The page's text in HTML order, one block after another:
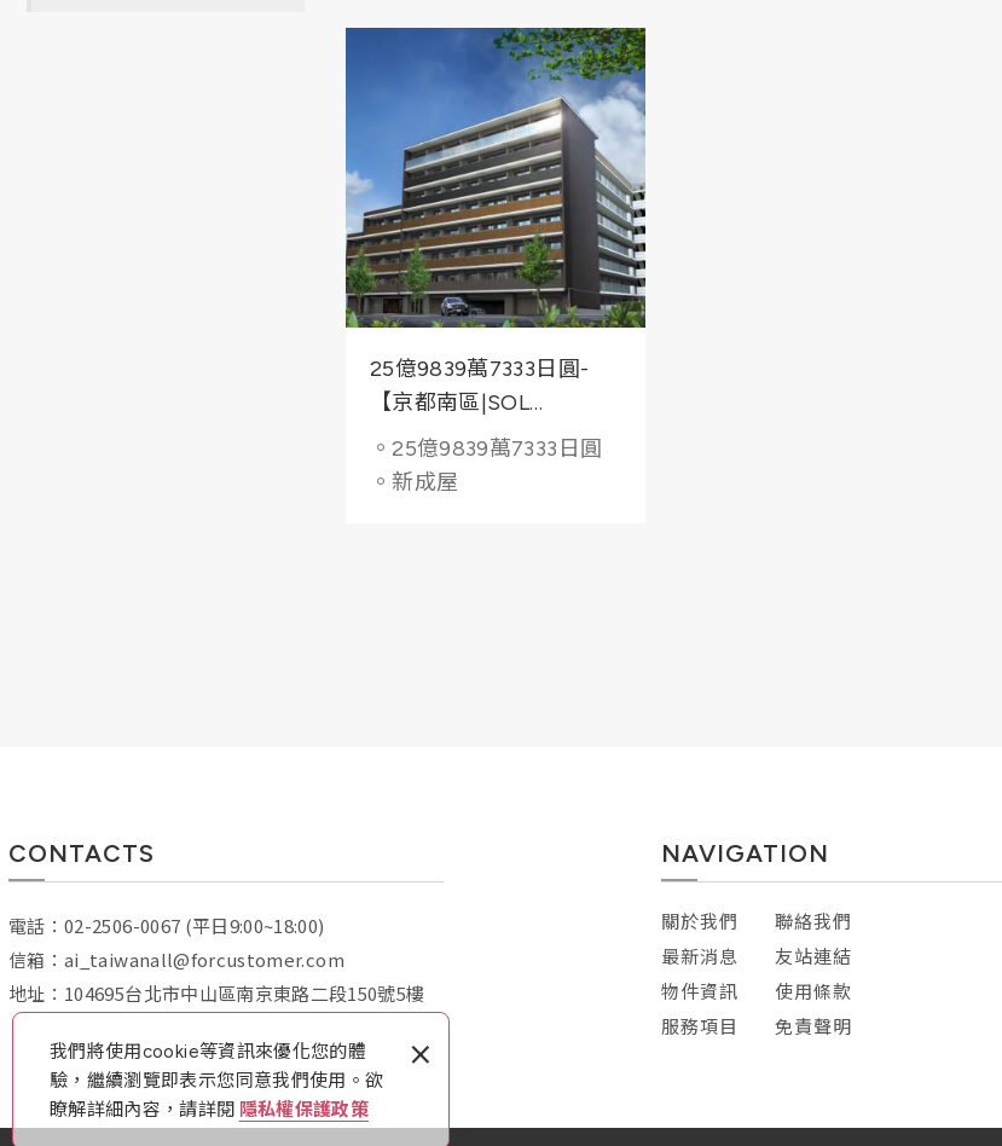
我們將使用cookie等資訊來優化您的體
驗，繼續瀏覽即表示您同意我們使用。欲
瞭解詳細內容，請詳閱 隱私權保護政策
×
25億9839萬7333日圓-
【京都南區|SOL
TERRACE KYOTO JUJO
KAORU】智慧公寓,高科
。25億9839萬7333日圓
。新成屋
CONTACTS
電話：02-2506-0067 (平日9:00~18:00)
信箱：ai_taiwanall@forcustomer.com
地址： 104695台北市中山區南京東路二段150號5樓
NAVIGATION
關於我們
最新消息
物件資訊
服務項目
聯絡我們
友站連結
使用條款
免責聲明